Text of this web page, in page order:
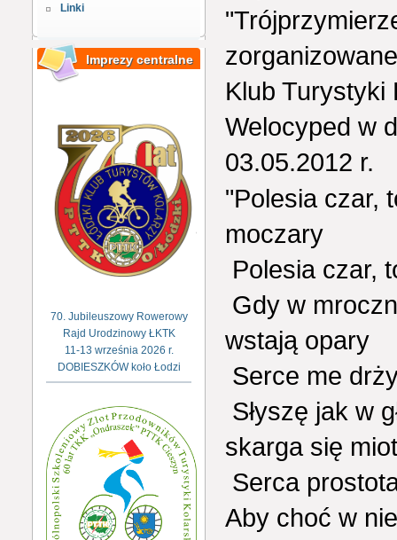
Linki
Imprezy centralne
70. Jubileuszowy Rowerowy
Rajd Urodzinowy ŁKTK
11-13 września 2026 r.
DOBIESZKÓW koło Łodzi
Klub Turystyki
Welocyped w
03.05.2012 r.
"Polesia czar,
moczary
Polesia czar,
Gdy w
wstają opary
Serce me
Słyszę jak w
skarga się
Serca
Aby choć w